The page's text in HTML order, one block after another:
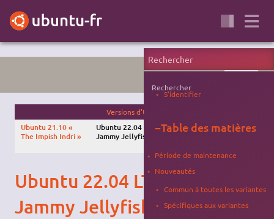
VERSIONS
Versions d'Ubuntu
Ubuntu 21.10 «
The Impish Indri »
Ubuntu 22.04 LTS « The
Jammy Jellyfish »
Ubuntu 22.10
Ubuntu 22.04 LTS ("The
Jammy Jellyfish")
Rechercher
S'identifier
−Table des matières
Période de maintenance
Nouveautés
Commun à toutes les variantes
Spécifiques aux variantes